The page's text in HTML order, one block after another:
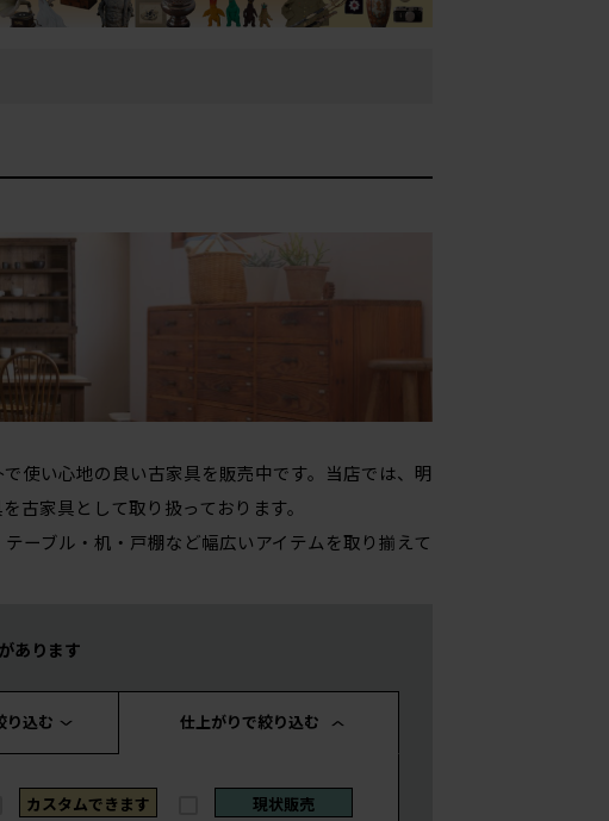
使い心地の良い古家具を販売中です。当店では、明
古家具として取り扱っております。
ーブル・机・戸棚など幅広いアイテムを取り揃えて
あります
り込む 仕上がりで絞り込む
カスタムできます
現状販売